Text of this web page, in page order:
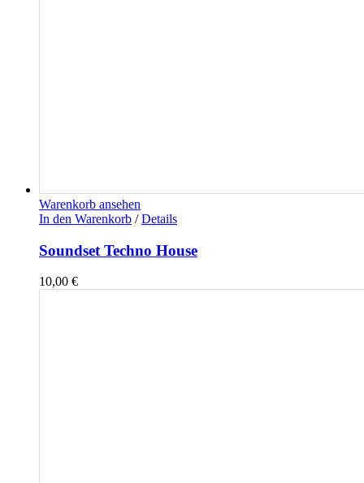
Warenkorb ansehen
In den Warenkorb / Details
Soundset Techno House
10,00 €